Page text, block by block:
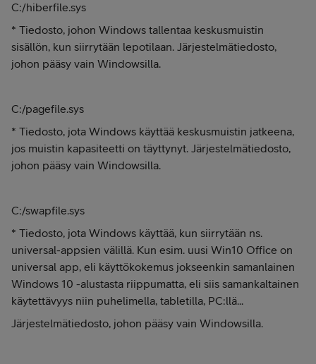
C:/hiberfile.sys
* Tiedosto, johon Windows tallentaa keskusmuistin
sisällön, kun siirrytään lepotilaan. Järjestelmätiedosto,
johon pääsy vain Windowsilla.
C:/pagefile.sys
* Tiedosto, jota Windows käyttää keskusmuistin jatkeena,
jos muistin kapasiteetti on täyttynyt. Järjestelmätiedosto,
johon pääsy vain Windowsilla.
C:/swapfile.sys
* Tiedosto, jota Windows käyttää, kun siirrytään ns.
universal-appsien välillä. Kun esim. uusi Win10 Office on
universal app, eli käyttökokemus jokseenkin samanlainen
Windows 10 -alustasta riippumatta, eli siis samankaltainen
käytettävyys niin puhelimella, tabletilla, PC:llä...
Järjestelmätiedosto, johon pääsy vain Windowsilla.